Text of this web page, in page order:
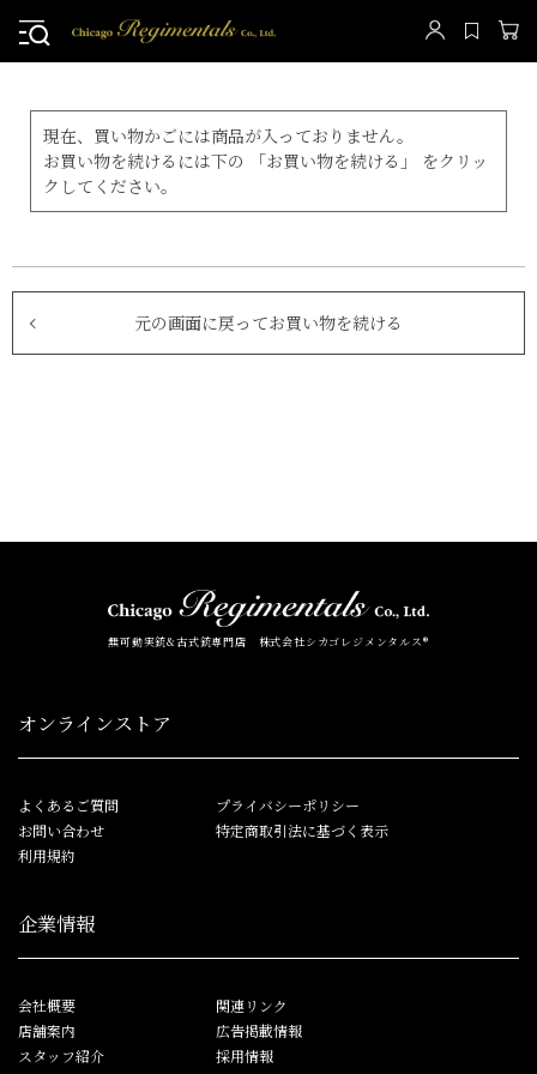
現在、買い物かごには商品が入っておりません。
お買い物を続けるには下の 「お買い物を続ける」 をクリッ
クしてください。
元の画面に戻ってお買い物を続ける
無可動実銃&古式銃専門店 株式会社シカゴレジメンタルス®
オンラインストア
よくあるご質問
お問い合わせ
利用規約
プライバシーポリシー
特定商取引法に基づく表示
企業情報
会社概要
店舗案内
スタッフ紹介
関連リンク
広告掲載情報
採用情報